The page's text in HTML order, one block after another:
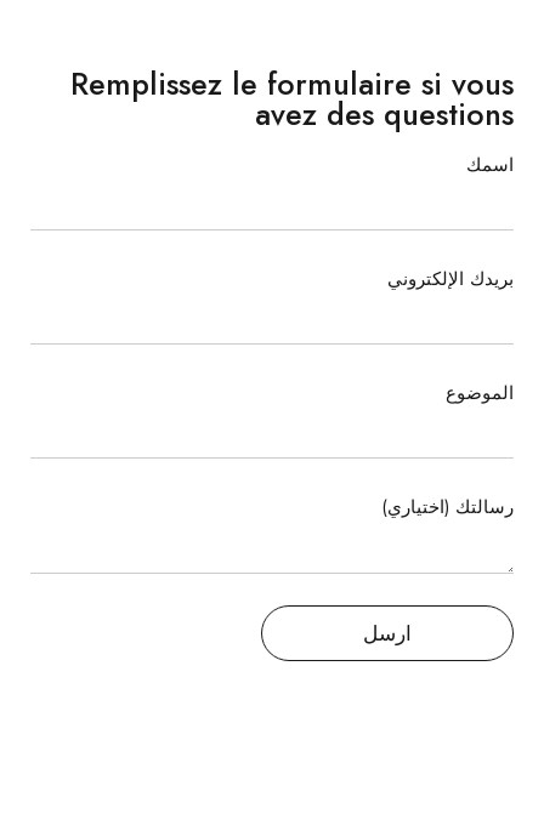
Remplissez le formulaire si vous
avez des questions
اسمك
بريدك الإلكتروني
الموضوع
رسالتك (اختياري)